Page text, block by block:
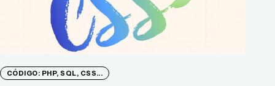
CÓDIGO: PHP, SQL, CSS...